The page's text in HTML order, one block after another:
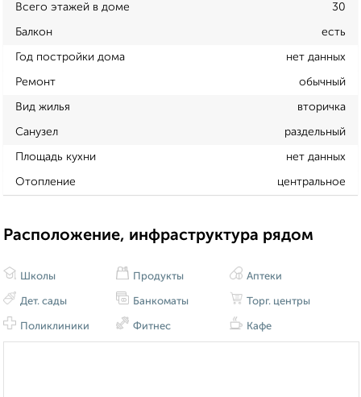
Всего этажей в доме 30
Балкон есть
Год постройки дома нет данных
Ремонт обычный
Вид жилья вторичка
Санузел раздельный
Площадь кухни нет данных
Отопление центральное
Расположение, инфраструктура рядом
Школы
Дет. сады
Поликлиники
Продукты
Банкоматы
Фитнес
Аптеки
Торг. центры
Кафе